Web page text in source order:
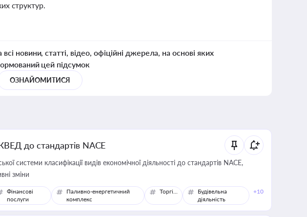
структур.
новини, статті, відео, офіційні джерела, на основі яких
цей підсумок
ОЗНАЙОМИТИСЯ
до стандартів NACE
системи класифікації видів економічної діяльності до стандартів NACE,
зміни
Фінансові
послуги
Паливно-енергетичний
комплекс
Торгівля
Будівельна
діяльність
+10